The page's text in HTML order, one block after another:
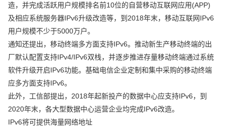
造，并完成活跃用户规模排名前10位的自营移动互联网应用(APP)
及相应系统服务器IPv6升级改造等，到2018年末，移动互联网IPv6
用户规模不少于5000万户。
通知还提出，移动终端多方面支持IPv6。推动新生产移动终端的出
厂默认配置支持IPv4/IPv6双栈，并逐步推进存量移动终端通过系统
软件升级开启IPv6功能。基础电信企业定制和集中采购的移动终端
应多方面支持IPv6。
此外，工信部提出，2018年起新投产的数据中心应支持IPv6，到
2020年末，各大型数据中心运营企业均完成IPv6改造。
IPv6将可提供海量网络地址